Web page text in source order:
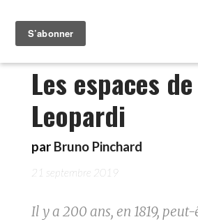
Les espaces de
Leopardi
par Bruno Pinchard
21 septembre 2019
Il y a 200 ans, en 1819,